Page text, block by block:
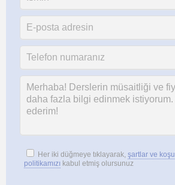
Her iki düğmeye tıklayarak, şartlar ve
politikamızı kabul etmiş olursunuz